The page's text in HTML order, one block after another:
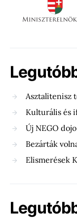
Asztalitenisz
Kulturális és
Új NEGO
Bezárták
Elismerések